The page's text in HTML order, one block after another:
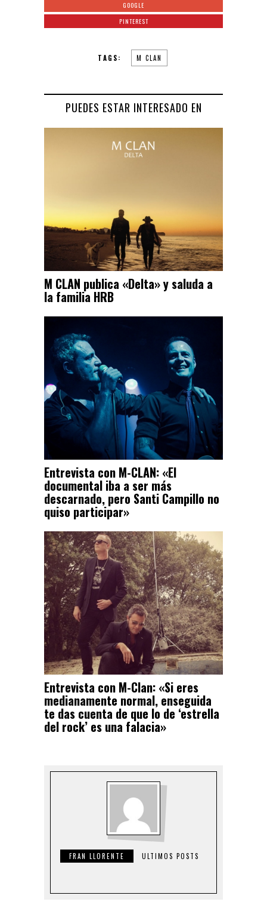
GOOGLE
PINTEREST
TAGS: M CLAN
PUEDES ESTAR INTERESADO EN
M CLAN publica «Delta» y saluda a
la familia HRB
Entrevista con M-CLAN: «El
documental iba a ser más
descarnado, pero Santi Campillo no
quiso participar»
Entrevista con M-Clan: «Si eres
medianamente normal, enseguida
te das cuenta de que lo de ‘estrella
del rock’ es una falacia»
FRAN LLORENTE ULTIMOS POSTS